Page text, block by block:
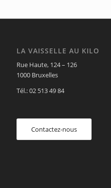
LA VAISSELLE AU KILO
Rue Haute, 124 – 126
1000 Bruxelles
Tél.: 02 513 49 84
Contactez-nous